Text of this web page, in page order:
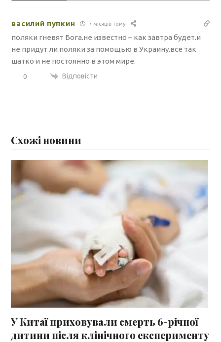
василий пупкин 7 місяців тому
поляки гневят Бога.не известно – как завтра будет.и
не придут ли поляки за помощью в Украину.все так
шатко и не постоянно в этом мире.
0 Відповісти
Схожі новини
У Китаї приховували смерть 6-річної
дитини після клінічного експерименту